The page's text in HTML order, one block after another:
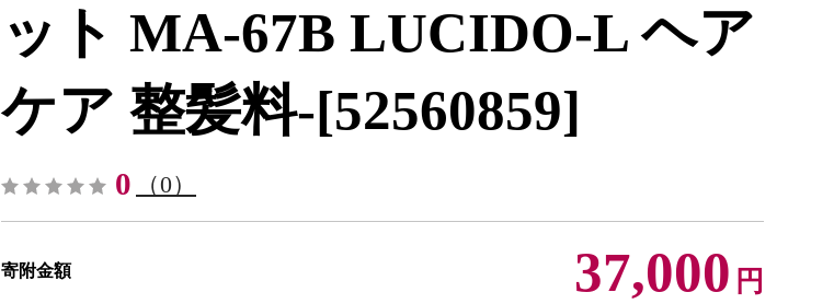
ット MA-67B LUCIDO-L ヘア
ケア 整髪料-[52560859]
0 （0）
寄附金額 37,000 円